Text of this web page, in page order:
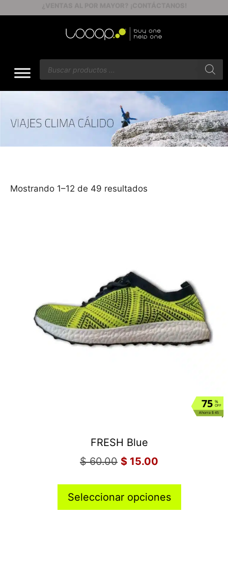
Mostrando 1–12 de 49 resultados
%
OFF
75
Ahorra $ 45
FRESH Blue
$60.00 $ 15.00
Seleccionar opciones